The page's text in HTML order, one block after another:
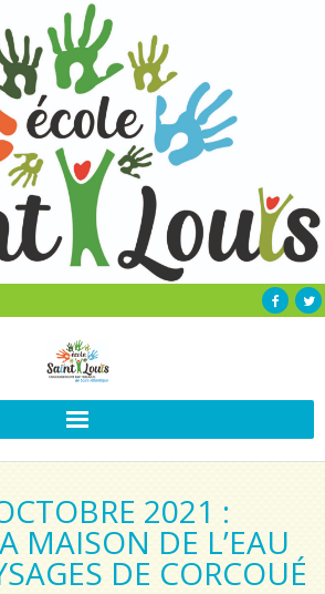
2021 :
MAISON DE L’EAU
DE CORCOUÉ